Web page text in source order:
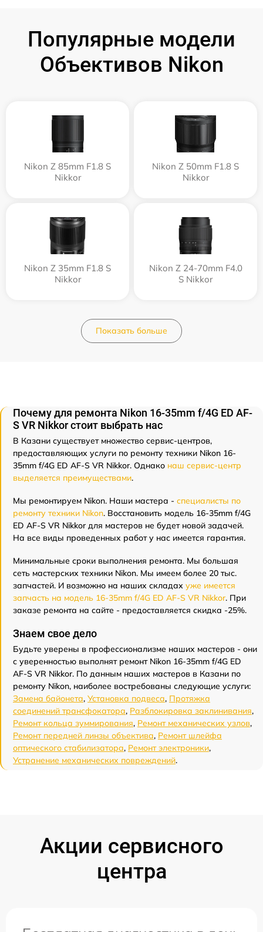
Популярные модели
Объективов Nikon
Nikon Z 85mm F1.8 S
Nikkor
Nikon Z 50mm F1.8 S
Nikkor
Nikon Z 35mm F1.8 S
Nikkor
Nikon Z 24-70mm F4.0
S Nikkor
Показать больше
Почему для ремонта Nikon 16-35mm f/4G ED AF-
S VR Nikkor стоит выбрать нас
В Казани существует множество сервис-центров,
предоставляющих услуги по ремонту техники Nikon 16-
35mm f/4G ED AF-S VR Nikkor. Однако наш сервис-центр
выделяется преимуществами.
Мы ремонтируем Nikon. Наши мастера - специалисты по
ремонту техники Nikon. Восстановить модель 16-35mm f/4G
ED AF-S VR Nikkor для мастеров не будет новой задачей.
На все виды проведенных работ у нас имеется гарантия.
Минимальные сроки выполнения ремонта. Мы большая
сеть мастерских техники Nikon. Мы имеем более 20 тыс.
запчастей. И возможно на наших складах уже имеется
запчасть на модель 16-35mm f/4G ED AF-S VR Nikkor. При
заказе ремонта на сайте - предоставляется скидка -25%.
Знаем свое дело
Будьте уверены в профессионализме наших мастеров - они
с уверенностью выполнят ремонт Nikon 16-35mm f/4G ED
AF-S VR Nikkor. По данным наших мастеров в Казани по
ремонту Nikon, наиболее востребованы следующие услуги:
Замена байонета, Установка подвеса, Протяжка
соединений трансфокатора, Разблокировка заклинивания,
Ремонт кольца зуммирования, Ремонт механических узлов,
Ремонт передней линзы объектива, Ремонт шлейфа
оптического стабилизатора, Ремонт электроники,
Устранение механических повреждений.
Акции сервисного
центра